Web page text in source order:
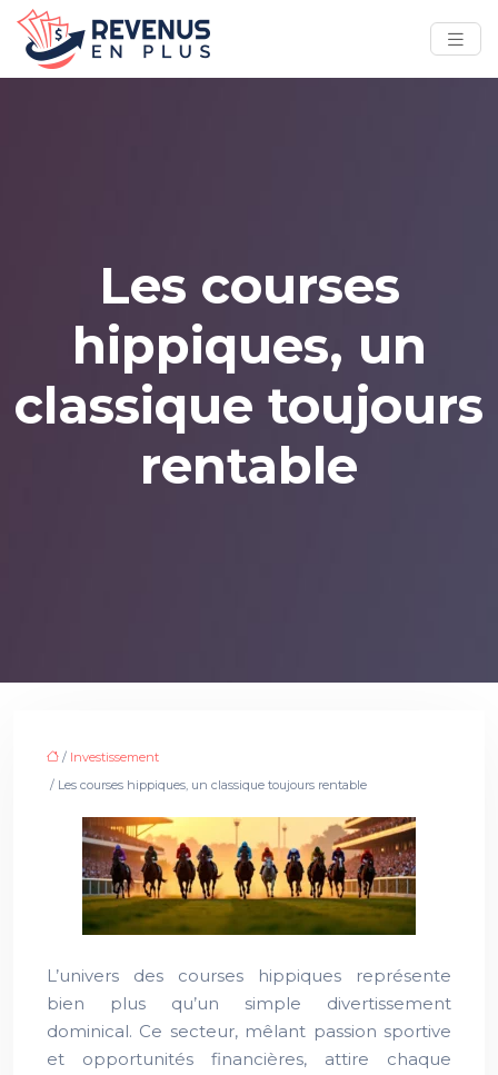
Les courses
hippiques, un
classique toujours
rentable
/ Investissement
/ Les courses hippiques, un classique toujours rentable
L’univers des courses hippiques représente
bien plus qu’un simple divertissement
dominical. Ce secteur, mêlant passion sportive
et opportunités financières, attire chaque